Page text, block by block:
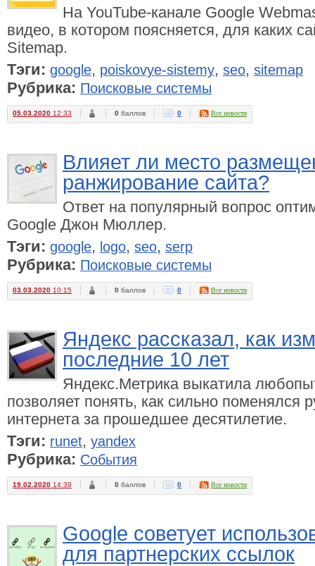
На YouTube-канале Google
видео, в котором поясняется, для каких
Sitemap.
Тэги: google, poiskovye-sistemy, seo, sitemap
Рубрика: Поисковые системы
05.03.2020 12:33 0 баллов 0 Все новости
Влияет ли место
ранжирование сайта?
Ответ на популярный вопрос
Google Джон Мюллер.
Тэги: google, logo, seo, serp
Рубрика: Поисковые системы
03.03.2020 10:15 0 баллов 0 Все новости
Яндекс рассказал, как
последние 10 лет
Яндекс.Метрика выкатила
позволяет понять, как сильно поменялся
интернета за прошедшее десятилетие.
Тэги: runet, yandex
Рубрика: События
19.02.2020 14:39 0 баллов 0 Все новости
Google советует
для партнерских ссылок